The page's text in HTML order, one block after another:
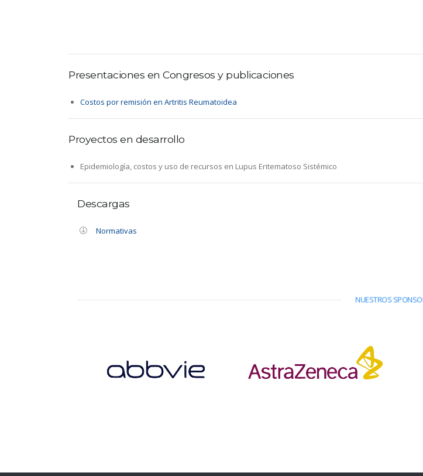
Presentaciones en Congresos y publicaciones
Costos por remisión en Artritis Reumatoidea
Proyectos en desarrollo
Epidemiología, costos y uso de recursos en Lupus Eritematoso Sistémico
Descargas
Normativas
NUESTROS